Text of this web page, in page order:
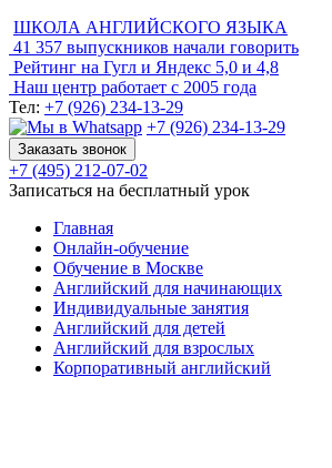
ШКОЛА АНГЛИЙСКОГО ЯЗЫКА
41 357 выпускников начали говорить
Рейтинг на Гугл и Яндекс 5,0 и 4,8
Наш центр работает с 2005 года
Тел: +7 (926) 234-13-29
+7 (926) 234-13-29
Заказать звонок
+7 (495) 212-07-02
Записаться на бесплатный урок
Главная
Онлайн-обучение
Обучение в Москве
Английский для начинающих
Индивидуальные занятия
Английский для детей
Английский для взрослых
Корпоративный английский